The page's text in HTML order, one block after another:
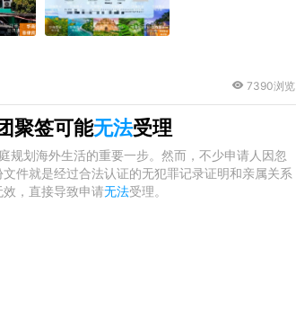
7390浏览
聚签可能无法受理
规划海外生活的重要一步。然而，不少申请人因忽
件就是经过合法认证的无犯罪记录证明和亲属关系
，直接导致申请无法受理。